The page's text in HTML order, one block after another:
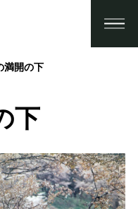
満開の下
下